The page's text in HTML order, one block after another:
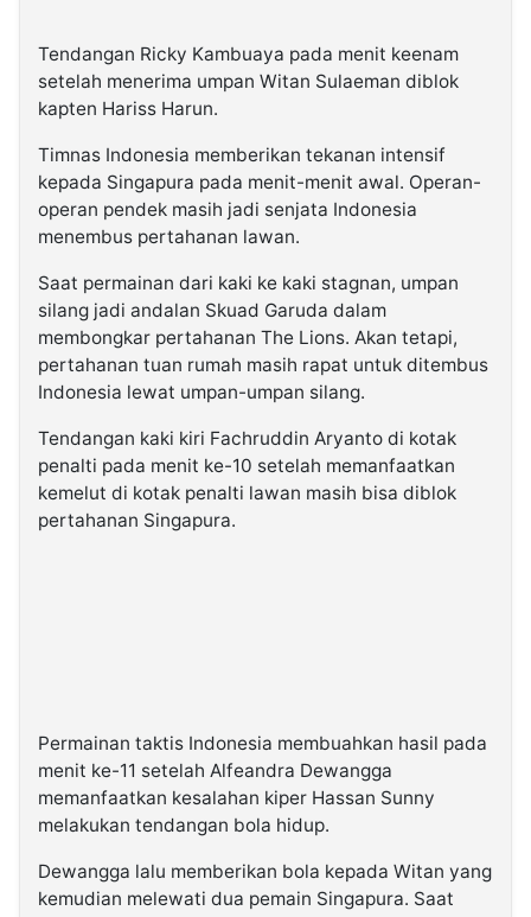
Tendangan Ricky Kambuaya pada menit keenam
setelah menerima umpan Witan Sulaeman diblok
kapten Hariss Harun.
Timnas Indonesia memberikan tekanan intensif
kepada Singapura pada menit-menit awal. Operan-
operan pendek masih jadi senjata Indonesia
menembus pertahanan lawan.
Saat permainan dari kaki ke kaki stagnan, umpan
silang jadi andalan Skuad Garuda dalam
membongkar pertahanan The Lions. Akan tetapi,
pertahanan tuan rumah masih rapat untuk ditembus
Indonesia lewat umpan-umpan silang.
Tendangan kaki kiri Fachruddin Aryanto di kotak
penalti pada menit ke-10 setelah memanfaatkan
kemelut di kotak penalti lawan masih bisa diblok
pertahanan Singapura.
Permainan taktis Indonesia membuahkan hasil pada
menit ke-11 setelah Alfeandra Dewangga
memanfaatkan kesalahan kiper Hassan Sunny
melakukan tendangan bola hidup.
Dewangga lalu memberikan bola kepada Witan yang
kemudian melewati dua pemain Singapura. Saat